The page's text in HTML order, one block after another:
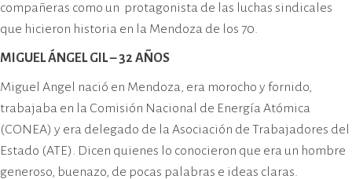
compañeras como un protagonista de las luchas sindicales
que hicieron historia en la Mendoza de los 70.
MIGUEL ÁNGEL GIL – 32 AÑOS
Miguel Angel nació en Mendoza, era morocho y fornido,
trabajaba en la Comisión Nacional de Energía Atómica
(CONEA) y era delegado de la Asociación de Trabajadores del
Estado (ATE). Dicen quienes lo conocieron que era un hombre
generoso, buenazo, de pocas palabras e ideas claras.